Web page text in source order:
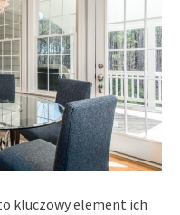
kluczowy element ich